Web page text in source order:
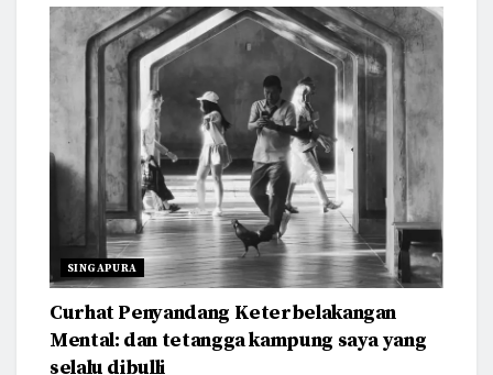
SINGAPURA
Curhat Penyandang Keterbelakangan
Mental: dan tetangga kampung saya yang
selalu dibulli